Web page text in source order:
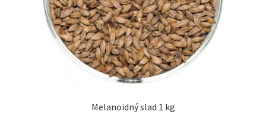
Melanoidný slad 1 kg